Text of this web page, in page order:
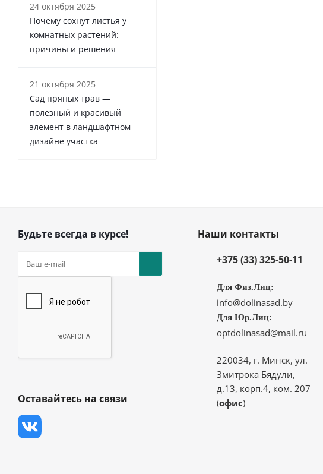
24 октября 2025
Почему сохнут листья у
комнатных растений:
причины и решения
21 октября 2025
Сад пряных трав —
полезный и красивый
элемент в ландшафтном
дизайне участка
Будьте всегда в курсе!
Оставайтесь на связи
Наши контакты
+375 (33) 325-50-11
Для Физ.Лиц:
info@dolinasad.by
Для Юр.Лиц:
optdolinasad@mail.ru
220034, г. Минск, ул.
Змитрока Бядули,
д.13, корп.4, ком. 207
(офис)